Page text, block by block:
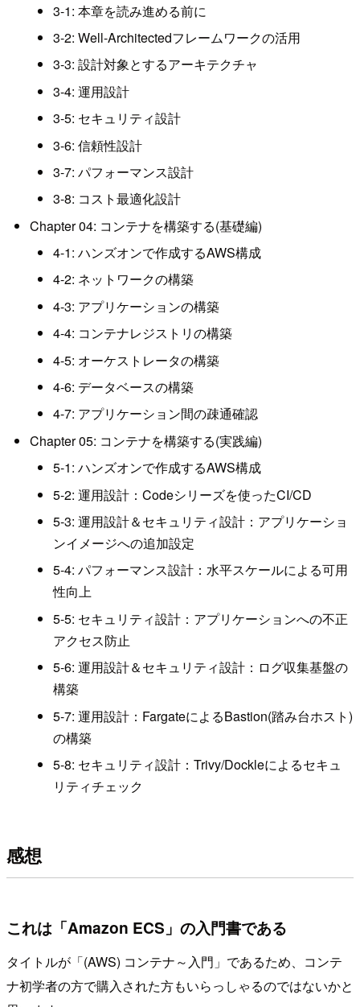
3-1: 本章を読み進める前に
3-2: Well-Architectedフレームワークの活用
3-3: 設計対象とするアーキテクチャ
3-4: 運用設計
3-5: セキュリティ設計
3-6: 信頼性設計
3-7: パフォーマンス設計
3-8: コスト最適化設計
Chapter 04: コンテナを構築する(基礎編)
4-1: ハンズオンで作成するAWS構成
4-2: ネットワークの構築
4-3: アプリケーションの構築
4-4: コンテナレジストリの構築
4-5: オーケストレータの構築
4-6: データベースの構築
4-7: アプリケーション間の疎通確認
Chapter 05: コンテナを構築する(実践編)
5-1: ハンズオンで作成するAWS構成
5-2: 運用設計：Codeシリーズを使ったCI/CD
5-3: 運用設計＆セキュリティ設計：アプリケーショ
ンイメージへの追加設定
5-4: パフォーマンス設計：水平スケールによる可用
性向上
5-5: セキュリティ設計：アプリケーションへの不正
アクセス防止
5-6: 運用設計＆セキュリティ設計：ログ収集基盤の
構築
5-7: 運用設計：FargateによるBastion(踏み台ホスト)
の構築
5-8: セキュリティ設計：Trivy/Dockleによるセキュ
リティチェック
感想
これは「Amazon ECS」の入門書である
タイトルが「(AWS) コンテナ～入門」であるため、コンテ
ナ初学者の方で購入された方もいらっしゃるのではないかと